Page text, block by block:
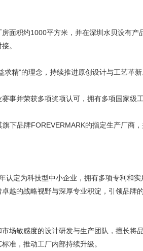
房面积约1000平方米，并在深圳水贝设有产
。
精”的理念，持续推进原创设计与工艺革新
事并荣获多项奖项认可，拥有多项国家级工
旗下品牌FOREVERMARK的指定生产厂商
定为科技型中小企业，拥有多项专利和实
越的战略视野与深厚专业积淀，引领品牌的
敏感度的设计研发与生产团队，擅长将
准，推动工厂内部持续升级。